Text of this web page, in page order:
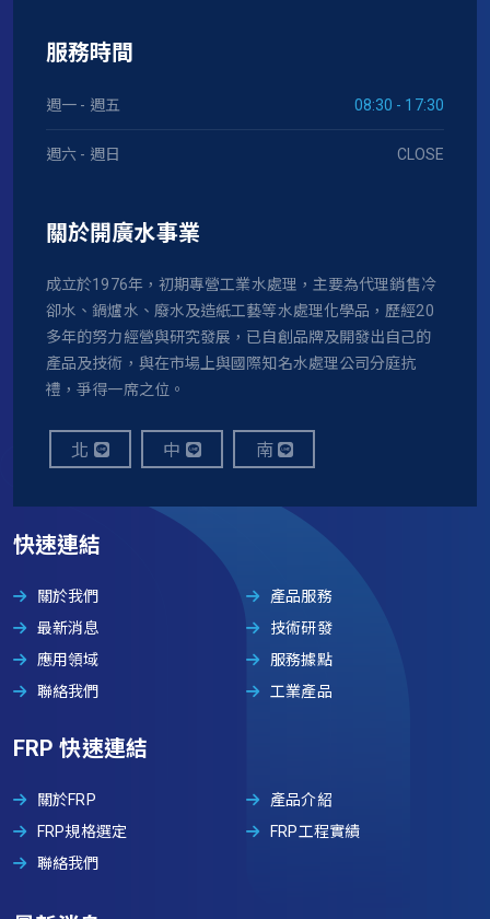
服務時間
週一 - 週五 08:30 - 17:30
週六 - 週日 CLOSE
關於開廣水事業
成立於1976年，初期專營工業水處理，主要為代理銷售冷
卻水、鍋爐水、廢水及造紙工藝等水處理化學品，歷經20
多年的努力經營與研究發展，已自創品牌及開發出自己的
產品及技術，與在市場上與國際知名水處理公司分庭抗
禮，爭得一席之位。
北 中 南
快速連結
關於我們
產品服務
最新消息
技術研發
應用領域
服務據點
聯絡我們
工業產品
FRP 快速連結
關於FRP
產品介紹
FRP規格選定
FRP工程實績
聯絡我們